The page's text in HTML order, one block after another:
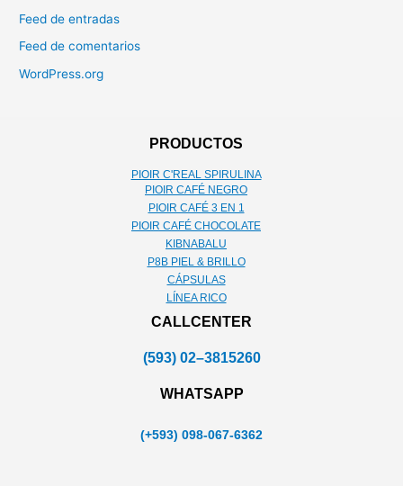
Feed de entradas
Feed de comentarios
WordPress.org
PRODUCTOS
PIOIR C'REAL SPIRULINA
PIOIR CAFÉ NEGRO
PIOIR CAFÉ 3 EN 1
PIOIR CAFÉ CHOCOLATE
KIBNABALU
P8B PIEL & BRILLO
CÁPSULAS
LÍNEA RICO
CALLCENTER
(593) 02–3815260
WHATSAPP
(+593) 098-067-6362